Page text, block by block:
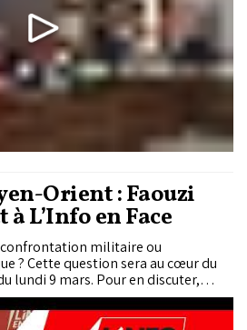
Orient : Faouzi
L’Info en Face
confrontation militaire ou
? Cette question sera au cœur du
lundi 9 mars. Pour en discuter,
Skalli, docteur d’État en
titulaire de la chaire des